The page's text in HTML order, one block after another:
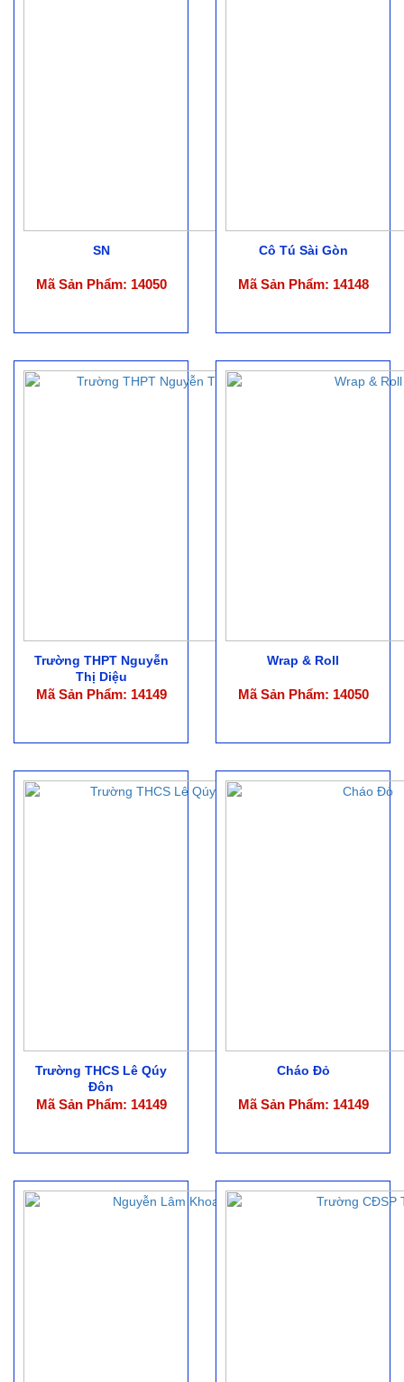
SN
Mã Sản Phẩm: 14050
Cô Tú Sài Gòn
Mã Sản Phẩm: 14148
Trường THPT Nguyễn
Thị Diệu
Mã Sản Phẩm: 14149
Wrap & Roll
Mã Sản Phẩm: 14050
Trường THCS Lê Qúy
Đôn
Mã Sản Phẩm: 14149
Cháo Đỏ
Mã Sản Phẩm: 14149